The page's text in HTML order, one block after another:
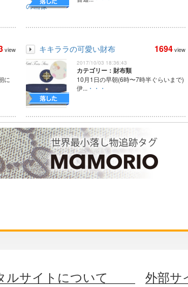
view
に
キキララの可愛い財布 1694view
2017/10/03 18:36:43
カテゴリー：財布類
10月1日の早朝(6時〜7時半ぐらいまで)
伊... ・・・
ルサイトについて 外部サ